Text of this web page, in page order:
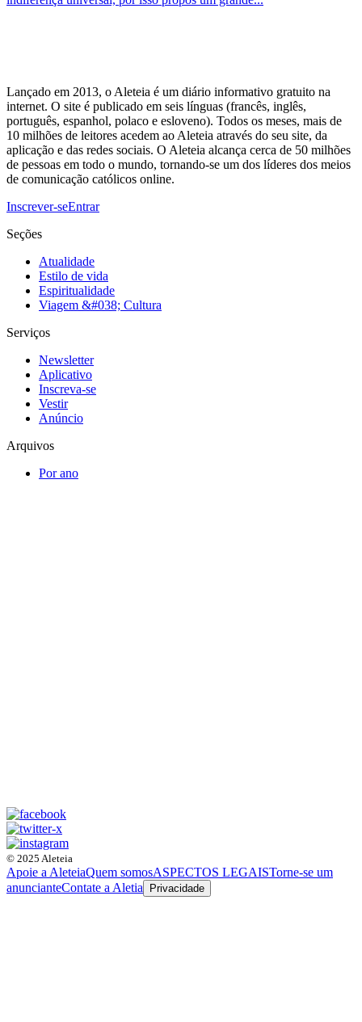
Lançado em 2013, o Aleteia é um diário informativo gratuito na
internet. O site é publicado em seis línguas (francês, inglês,
português, espanhol, polaco e esloveno). Todos os meses, mais de
10 milhões de leitores acedem ao Aleteia através do seu site, da
aplicação e das redes sociais. O Aleteia alcança cerca de 50 milhões
de pessoas em todo o mundo, tornando-se um dos líderes dos meios
de comunicação católicos online.
Inscrever-seEntrar
Seções
Atualidade
Estilo de vida
Espiritualidade
Viagem &#038; Cultura
Serviços
Newsletter
Aplicativo
Inscreva-se
Vestir
Anúncio
Arquivos
Por ano
© 2025 Aleteia
Apoie a AleteiaQuem somosASPECTOS LEGAISTorne-se um
anuncianteContate a Aletia Privacidade